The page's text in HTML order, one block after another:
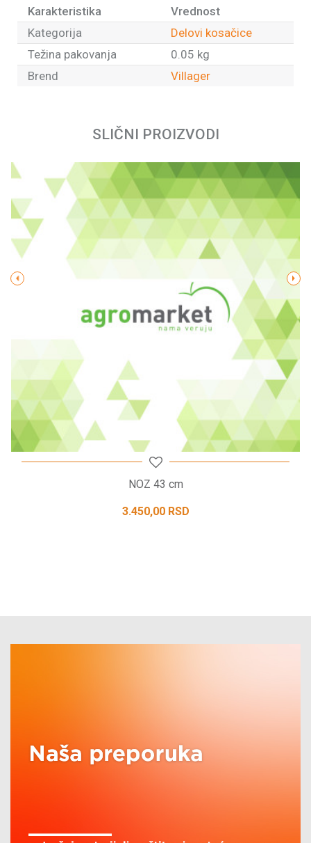
Karakteristika
Vrednost
Kategorija
Delovi kosačice
Težina pakovanja
0.05 kg
Brend
Villager
Poruka
SLIČNI PROIZVODI
NOZ 43 cm
3.450,00 RSD